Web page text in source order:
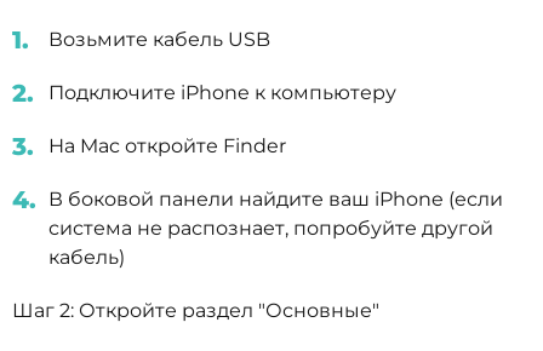
Возьмите кабель USB
Подключите iPhone к компьютеру
На Mac откройте Finder
В боковой панели найдите ваш iPhone (если
система не распознает, попробуйте другой
кабель)
Шаг 2: Откройте раздел "Основные"